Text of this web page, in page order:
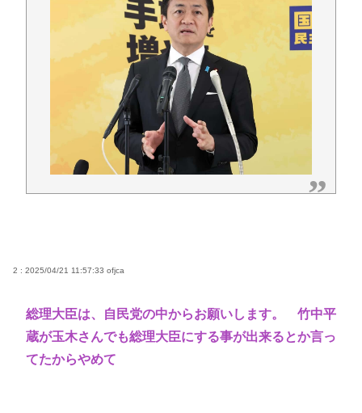
2 : 2025/04/21 11:57:33 ofjca
総理大臣は、自民党の中からお願いします。 竹中平
蔵が玉木さんでも総理大臣にする事が出来るとか言っ
てたからやめて